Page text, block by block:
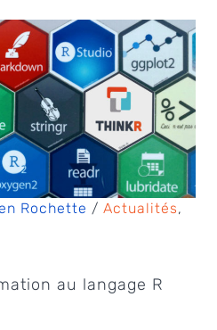
Rochette / Actualités,
au langage R